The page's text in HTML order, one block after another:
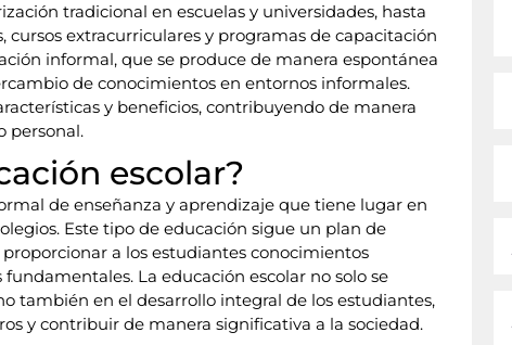
tradicional en escuelas y universidades, hasta
extracurriculares y programas de capacitación
informal, que se produce de manera espontánea
de conocimientos en entornos informales.
y beneficios, contribuyendo de manera
personal.
escolar?
de enseñanza y aprendizaje que tiene lugar en
Este tipo de educación sigue un plan de
a los estudiantes conocimientos
La educación escolar no solo se
también en el desarrollo integral de los estudiantes,
y contribuir de manera significativa a la sociedad.